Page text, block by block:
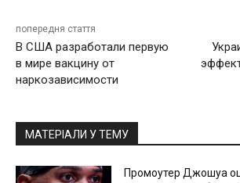
попередня стаття
В США разработали первую
в мире вакцину от
наркозависимости
МАТЕРІАЛИ У ТЕМУ
Промоутер Джошуа